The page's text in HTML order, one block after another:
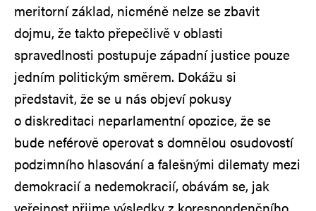
meritorní základ, nicméně nelze se zbavit
dojmu, že takto přepečlivě v oblasti
spravedlnosti postupuje západní justice pouze
jedním politickým směrem. Dokážu si
představit, že se u nás objeví pokusy
o diskreditaci neparlamentní opozice, že se
bude neférově operovat s domnělou osudovostí
podzimního hlasování a falešnými dilematy mezi
demokracií a nedemokracií, obávám se, jak